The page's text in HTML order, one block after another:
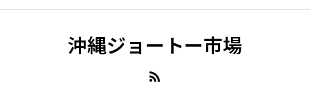
沖縄ジョートー市場